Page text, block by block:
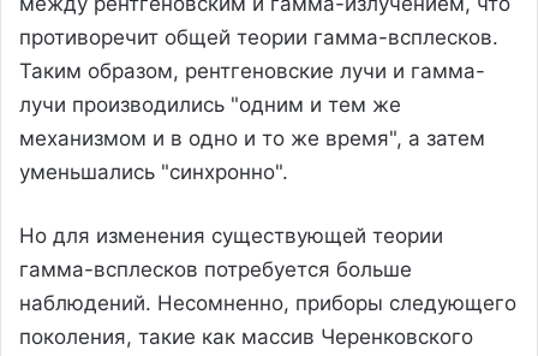
противоречит общей теории гамма-всплесков.
Таким образом, рентгеновские лучи и гамма-
лучи производились "одним и тем же
механизмом и в одно и то же время", а затем
уменьшались "синхронно".
Но для изменения существующей теории
гамма-всплесков потребуется больше
наблюдений. Несомненно, приборы следующего
поколения, такие как массив Черенковского